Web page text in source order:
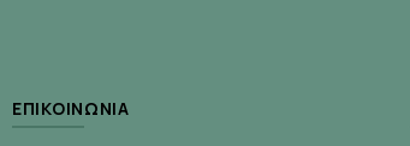
ΕΠΙΚΟΙΝΩΝΊΑ